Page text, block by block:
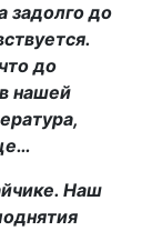
задолго до
до
нашей
Наш